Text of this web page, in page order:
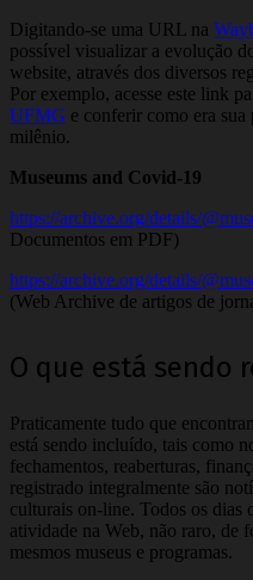
Digitando-se uma URL na
possível visualizar a evolução
website, através dos diversos
Por exemplo, acesse este link
UFMG e conferir como era
milênio.
Museums and Covid-19
https://archive.org/details/
Documentos em PDF)
https://archive.org/details/
(Web Archive de artigos de
O que está sendo
Praticamente tudo que
está sendo incluído, tais como
fechamentos, reaberturas,
registrado integralmente são
culturais on-line. Todos os dias
atividade na Web, não raro, de
mesmos museus e programas.